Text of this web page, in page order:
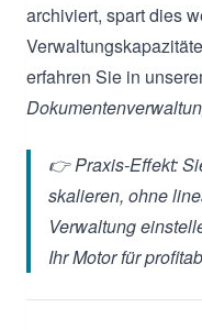
archiviert, spart dies
erfahren Sie in
👉 Praxis-Effekt:
skalieren, ohne
Verwaltung
Ihr Motor für